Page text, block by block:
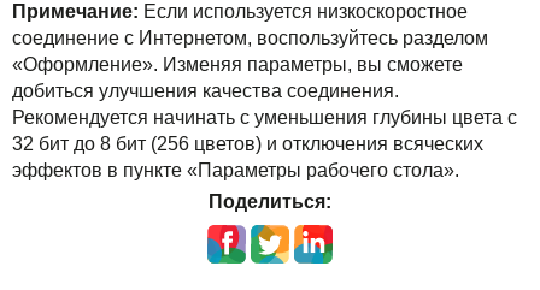
Примечание: Если используется низкоскоростное
соединение с Интернетом, воспользуйтесь разделом
«Оформление». Изменяя параметры, вы сможете
добиться улучшения качества соединения.
Рекомендуется начинать с уменьшения глубины цвета с
32 бит до 8 бит (256 цветов) и отключения всяческих
эффектов в пункте «Параметры рабочего стола».
Поделиться: